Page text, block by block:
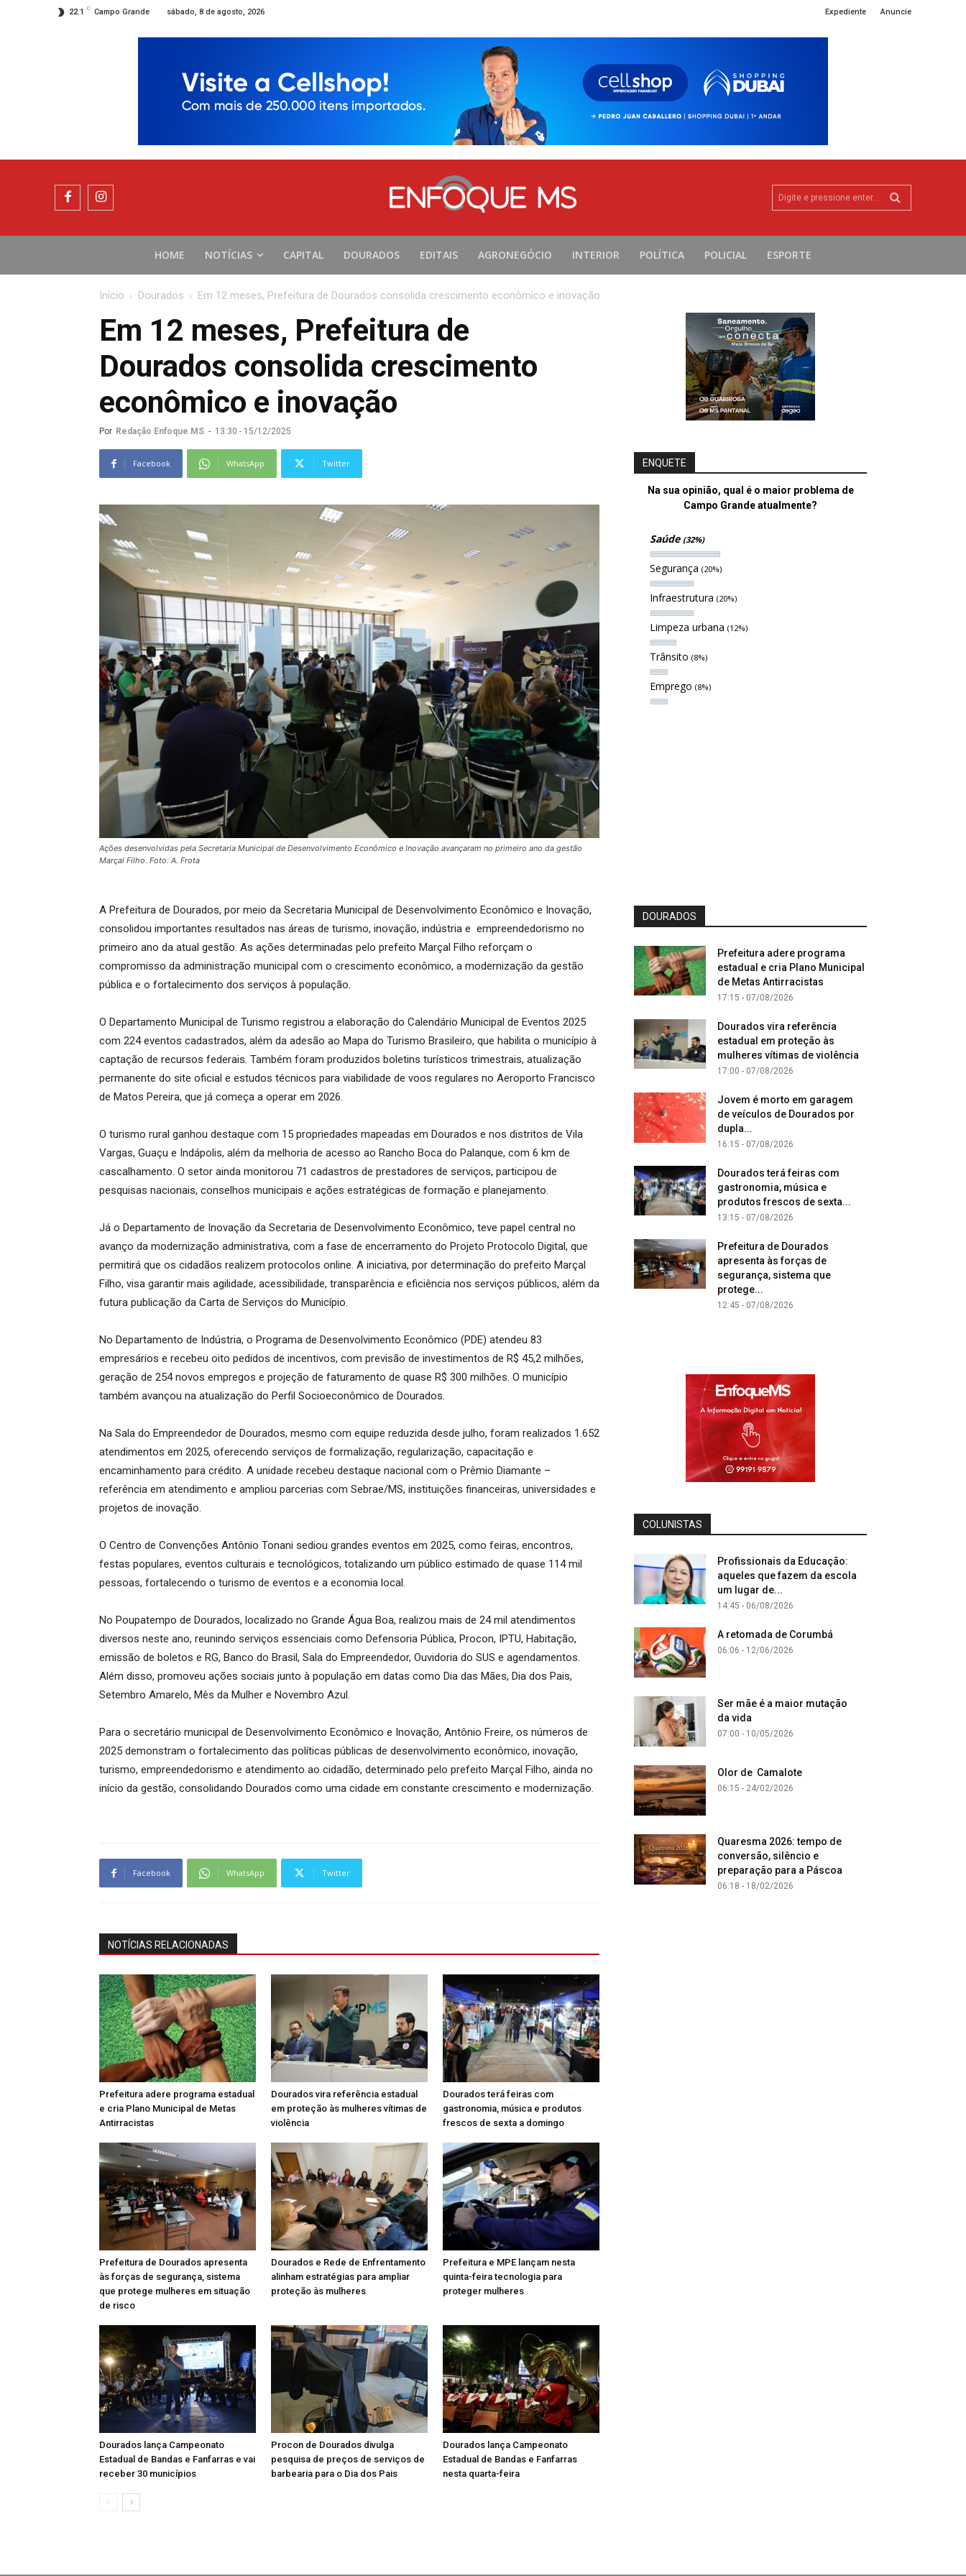
22.1 C Campo Grande sábado, 8 de agosto, 2026 Expediente Anuncie
Digite e pressione enter...
HOME NOTÍCIAS CAPITAL DOURADOS EDITAIS AGRONEGÓCIO INTERIOR POLÍTICA POLICIAL ESPORTE
Início Dourados Em 12 meses, Prefeitura de Dourados consolida crescimento econômico e inovação
Em 12 meses, Prefeitura de
Dourados consolida crescimento
econômico e inovação
Por Redação Enfoque MS - 13:30 - 15/12/2025
Facebook WhatsApp Twitter
Ações desenvolvidas pela Secretaria Municipal de Desenvolvimento Econômico e Inovação avançaram no primeiro ano da gestão
Marçal Filho. Foto: A. Frota
A Prefeitura de Dourados, por meio da Secretaria Municipal de Desenvolvimento Econômico e Inovação,
consolidou importantes resultados nas áreas de turismo, inovação, indústria e empreendedorismo no
primeiro ano da atual gestão. As ações determinadas pelo prefeito Marçal Filho reforçam o
compromisso da administração municipal com o crescimento econômico, a modernização da gestão
pública e o fortalecimento dos serviços à população.
O Departamento Municipal de Turismo registrou a elaboração do Calendário Municipal de Eventos 2025
com 224 eventos cadastrados, além da adesão ao Mapa do Turismo Brasileiro, que habilita o município à
captação de recursos federais. Também foram produzidos boletins turísticos trimestrais, atualização
permanente do site oficial e estudos técnicos para viabilidade de voos regulares no Aeroporto Francisco
de Matos Pereira, que já começa a operar em 2026.
O turismo rural ganhou destaque com 15 propriedades mapeadas em Dourados e nos distritos de Vila
Vargas, Guaçu e Indápolis, além da melhoria de acesso ao Rancho Boca do Palanque, com 6 km de
cascalhamento. O setor ainda monitorou 71 cadastros de prestadores de serviços, participou de
pesquisas nacionais, conselhos municipais e ações estratégicas de formação e planejamento.
Já o Departamento de Inovação da Secretaria de Desenvolvimento Econômico, teve papel central no
avanço da modernização administrativa, com a fase de encerramento do Projeto Protocolo Digital, que
permitirá que os cidadãos realizem protocolos online. A iniciativa, por determinação do prefeito Marçal
Filho, visa garantir mais agilidade, acessibilidade, transparência e eficiência nos serviços públicos, além da
futura publicação da Carta de Serviços do Município.
No Departamento de Indústria, o Programa de Desenvolvimento Econômico (PDE) atendeu 83
empresários e recebeu oito pedidos de incentivos, com previsão de investimentos de R$ 45,2 milhões,
geração de 254 novos empregos e projeção de faturamento de quase R$ 300 milhões. O município
também avançou na atualização do Perfil Socioeconômico de Dourados.
Na Sala do Empreendedor de Dourados, mesmo com equipe reduzida desde julho, foram realizados 1.652
atendimentos em 2025, oferecendo serviços de formalização, regularização, capacitação e
encaminhamento para crédito. A unidade recebeu destaque nacional com o Prêmio Diamante –
referência em atendimento e ampliou parcerias com Sebrae/MS, instituições financeiras, universidades e
projetos de inovação.
O Centro de Convenções Antônio Tonani sediou grandes eventos em 2025, como feiras, encontros,
festas populares, eventos culturais e tecnológicos, totalizando um público estimado de quase 114 mil
pessoas, fortalecendo o turismo de eventos e a economia local.
No Poupatempo de Dourados, localizado no Grande Água Boa, realizou mais de 24 mil atendimentos
diversos neste ano, reunindo serviços essenciais como Defensoria Pública, Procon, IPTU, Habitação,
emissão de boletos e RG, Banco do Brasil, Sala do Empreendedor, Ouvidoria do SUS e agendamentos.
Além disso, promoveu ações sociais junto à população em datas como Dia das Mães, Dia dos Pais,
Setembro Amarelo, Mês da Mulher e Novembro Azul.
Para o secretário municipal de Desenvolvimento Econômico e Inovação, Antônio Freire, os números de
2025 demonstram o fortalecimento das políticas públicas de desenvolvimento econômico, inovação,
turismo, empreendedorismo e atendimento ao cidadão, determinado pelo prefeito Marçal Filho, ainda no
início da gestão, consolidando Dourados como uma cidade em constante crescimento e modernização.
Facebook WhatsApp Twitter
NOTÍCIAS RELACIONADAS
Prefeitura adere programa estadual
e cria Plano Municipal de Metas
Antirracistas
Dourados vira referência estadual
em proteção às mulheres vítimas de
violência
Dourados terá feiras com
gastronomia, música e produtos
frescos de sexta a domingo
Prefeitura de Dourados apresenta
às forças de segurança, sistema
que protege mulheres em situação
de risco
Dourados e Rede de Enfrentamento
alinham estratégias para ampliar
proteção às mulheres
Prefeitura e MPE lançam nesta
quinta-feira tecnologia para
proteger mulheres
Dourados lança Campeonato
Estadual de Bandas e Fanfarras e vai
receber 30 municípios
Procon de Dourados divulga
pesquisa de preços de serviços de
barbearia para o Dia dos Pais
Dourados lança Campeonato
Estadual de Bandas e Fanfarras
nesta quarta-feira
ENQUETE
Na sua opinião, qual é o maior problema de
Campo Grande atualmente?
Saúde (32%)
Segurança (20%)
Infraestrutura (20%)
Limpeza urbana (12%)
Trânsito (8%)
Emprego (8%)
DOURADOS
Prefeitura adere programa
estadual e cria Plano Municipal
de Metas Antirracistas
17:15 - 07/08/2026
Dourados vira referência
estadual em proteção às
mulheres vítimas de violência
17:00 - 07/08/2026
Jovem é morto em garagem
de veículos de Dourados por
dupla...
16:15 - 07/08/2026
Dourados terá feiras com
gastronomia, música e
produtos frescos de sexta...
13:15 - 07/08/2026
Prefeitura de Dourados
apresenta às forças de
segurança, sistema que
protege...
12:45 - 07/08/2026
COLUNISTAS
Profissionais da Educação:
aqueles que fazem da escola
um lugar de...
14:45 - 06/08/2026
A retomada de Corumbá
06:06 - 12/06/2026
Ser mãe é a maior mutação
da vida
07:00 - 10/05/2026
Olor de Camalote
06:15 - 24/02/2026
Quaresma 2026: tempo de
conversão, silêncio e
preparação para a Páscoa
06:18 - 18/02/2026